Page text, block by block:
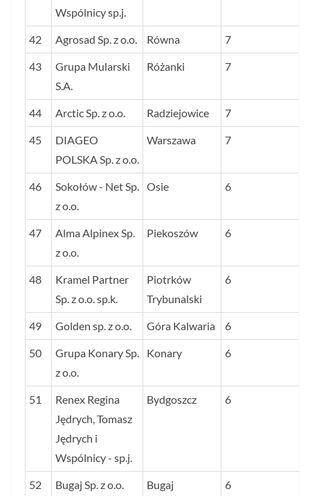
Wspólnicy sp.j.
42 Agrosad Sp. z o.o. Równa 7
43
Grupa Mularski
S.A.
Różanki 7
44 Arctic Sp. z o.o. Radziejowice 7
45
DIAGEO
POLSKA Sp. z o.o.
Warszawa 7
46
Sokołów - Net Sp.
z o.o.
Osie 6
47
Alma Alpinex Sp.
z o.o.
Piekoszów 6
48
Kramel Partner
Sp. z o.o. sp.k.
Piotrków
Trybunalski
6
49 Golden sp. z o.o. Góra Kalwaria 6
50
Grupa Konary Sp.
z o.o.
Konary 6
51
Renex Regina
Jędrych, Tomasz
Jędrych i
Wspólnicy - sp.j.
Bydgoszcz 6
52 Bugaj Sp. z o.o.
Bugaj
6